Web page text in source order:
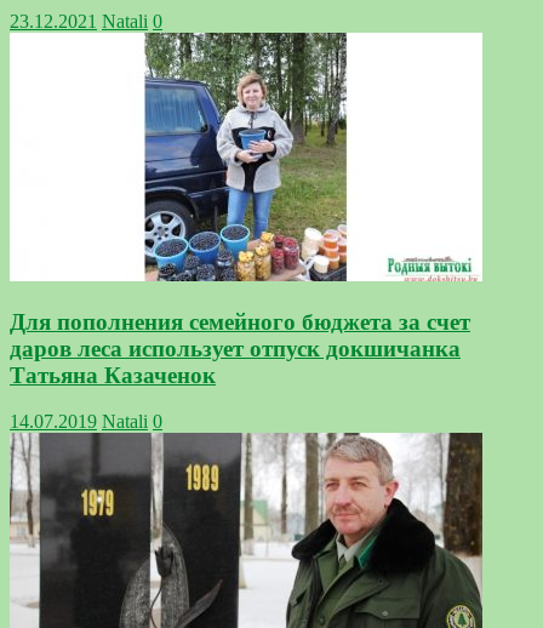
23.12.2021 Natali 0
Для пополнения семейного бюджета за счет
даров леса использует отпуск докшичанка
Татьяна Казаченок
14.07.2019 Natali 0